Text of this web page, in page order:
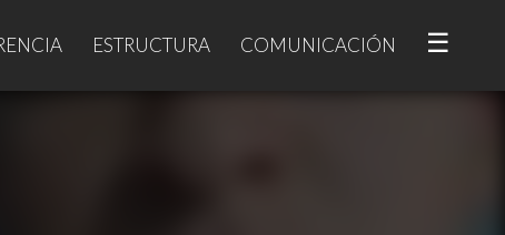
ESTRUCTURA COMUNICACIÓN ☰